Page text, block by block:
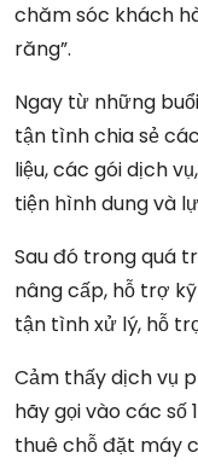
chăm sóc khách
răng”.
Ngay từ những
tận tình chia sẻ
liệu, các gói dịch
tiện hình dung và
Sau đó trong quá
nâng cấp, hỗ trợ
tận tình xử lý, hỗ
Cảm thấy dịch vụ
hãy gọi vào các số
thuê chỗ đặt máy